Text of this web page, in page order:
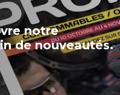
notre
de nouveautés.